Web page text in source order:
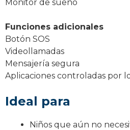
Monitor de sueño
Funciones adicionales
Botón SOS
Videollamadas
Mensajería segura
Aplicaciones controladas por
Ideal para
Niños que aún no